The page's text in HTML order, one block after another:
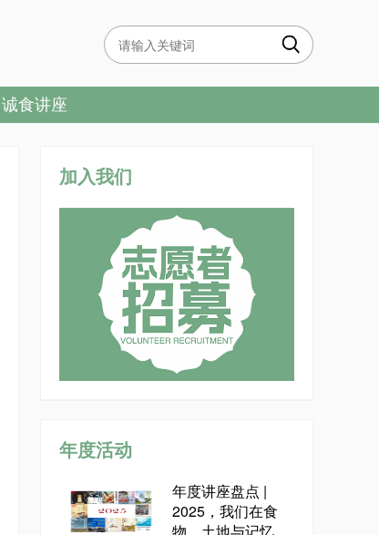
诚食讲座
加入我们
年度活动
年度讲座盘点 |
2025，我们在食
物、土地与记忆